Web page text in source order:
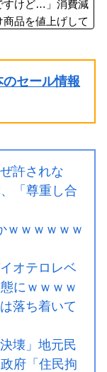
すけど…」消費減
品を値上げして
セール情報
許されな
「尊重し合
ｗｗｗｗｗｗ
オテロレベ
にｗｗｗｗ
落ち着いて
壊」地元民
府「住民拘